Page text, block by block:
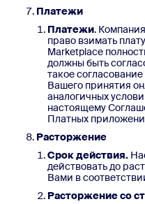
Платежи
Платежи.
право взимать
Marketplace
должны быть
такое
Вашего принятия
аналогичных
настоящему
Платных
Расторжение
Срок действия.
действовать до
Вами в
Расторжение со